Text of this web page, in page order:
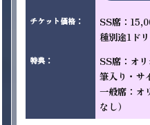
チケット価格：
SS席：
種別途1ド
特典：
SS席：オ
筆入り・サ
一般席：オ
なし）